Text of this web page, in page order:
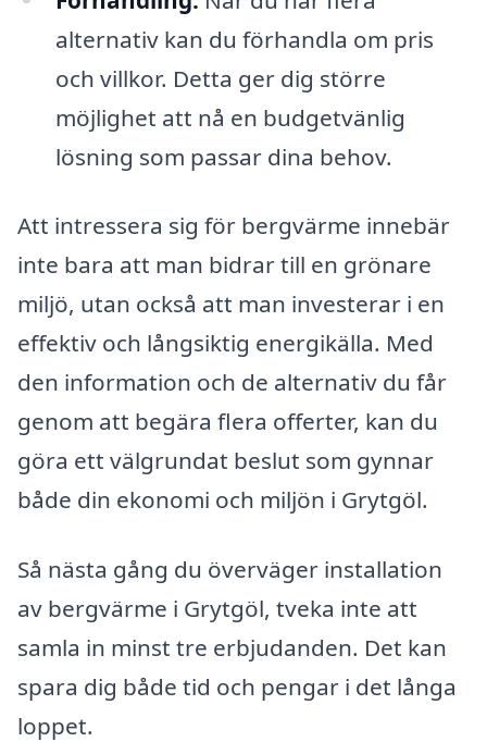
alternativ kan du förhandla om pris
och villkor. Detta ger dig större
möjlighet att nå en budgetvänlig
lösning som passar dina behov.
Att intressera sig för bergvärme innebär
inte bara att man bidrar till en grönare
miljö, utan också att man investerar i en
effektiv och långsiktig energikälla. Med
den information och de alternativ du får
genom att begära flera offerter, kan du
göra ett välgrundat beslut som gynnar
både din ekonomi och miljön i Grytgöl.
Så nästa gång du överväger installation
av bergvärme i Grytgöl, tveka inte att
samla in minst tre erbjudanden. Det kan
spara dig både tid och pengar i det långa
loppet.